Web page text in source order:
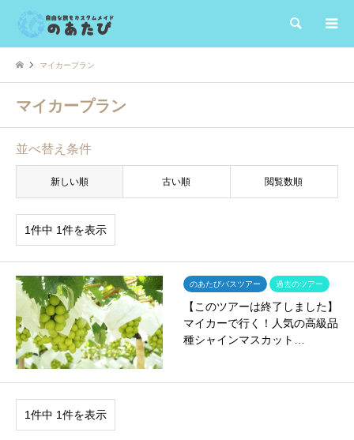
検索
マイカープラン
マイカープラン
並べ替え条件
新しい順 古い順 閲覧数順
1件中 1件を表示
のあたびバスツアー 過去のツアー
【このツアーは終了しました】
マイカーで行く！人気の高級品
種シャインマスカット…
1件中 1件を表示